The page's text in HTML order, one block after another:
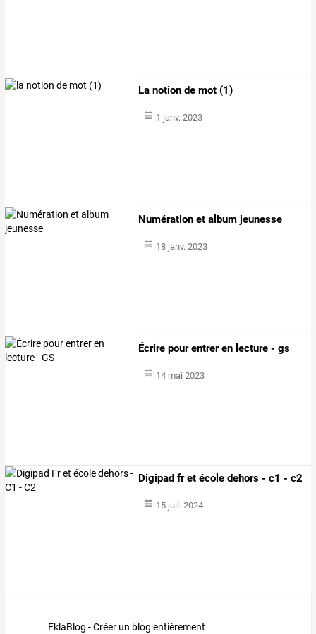
La notion de mot (1)
1 janv. 2023
Numération et album jeunesse
18 janv. 2023
Écrire pour entrer en lecture - gs
14 mai 2023
Digipad fr et école dehors - c1 - c2
15 juil. 2024
EklaBlog - Créer un blog entièrement